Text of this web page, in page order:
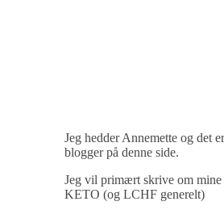
Jeg hedder Annemette og det
blogger på denne side.
Jeg vil primært skrive om mine
KETO (og LCHF generelt)